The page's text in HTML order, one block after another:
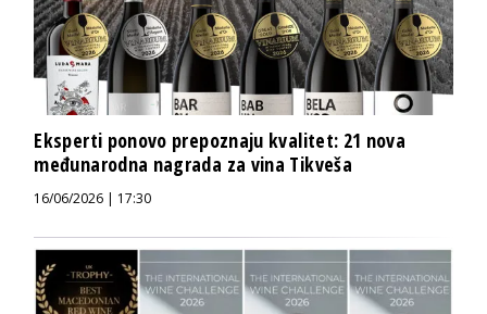
Eksperti ponovo prepoznaju kvalitet: 21 nova
međunarodna nagrada za vina Tikveša
16/06/2026 | 17:30